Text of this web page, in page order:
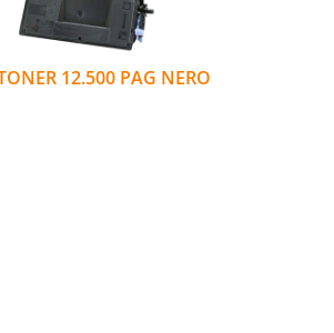
12.500 PAG NERO